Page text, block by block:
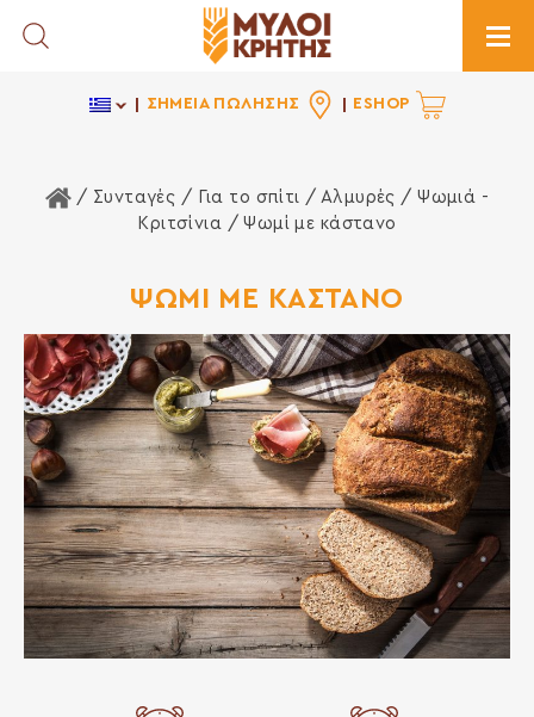
Toggle Search
ΣΗΜΕΙΑ ΠΩΛΗΣΗΣ ESHOP
Αρχική Σελίδα
/ Συνταγές / Για το σπίτι / Αλμυρές /Ψωμιά -
Κριτσίνια / Ψωμί με κάστανο
ΨΩΜΙ ΜΕ ΚΑΣΤΑΝΟ